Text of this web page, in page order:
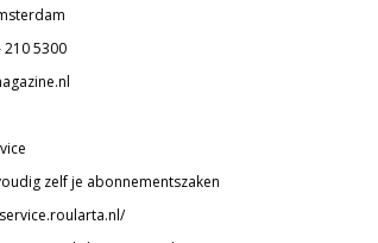
210 5300
zelf je abonnementszaken